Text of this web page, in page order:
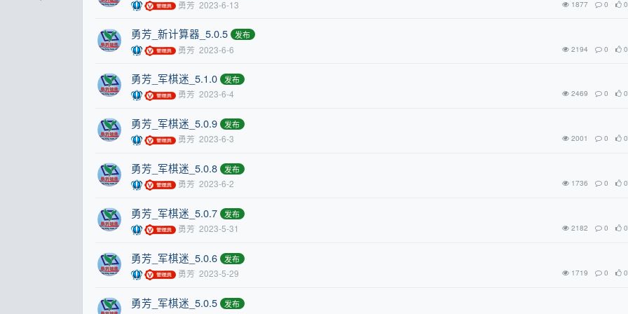
勇芳 2023-6-13 1877 0 0
勇芳_新计算器_5.0.5 发布
勇芳 2023-6-6 2194 0 0
勇芳_军棋迷_5.1.0 发布
勇芳 2023-6-4 2469 0 0
勇芳_军棋迷_5.0.9 发布
勇芳 2023-6-3 2001 0 0
勇芳_军棋迷_5.0.8 发布
勇芳 2023-6-2 1736 0 0
勇芳_军棋迷_5.0.7 发布
勇芳 2023-5-31 2182 0 0
勇芳_军棋迷_5.0.6 发布
勇芳 2023-5-29 1719 0 0
勇芳_军棋迷_5.0.5 发布